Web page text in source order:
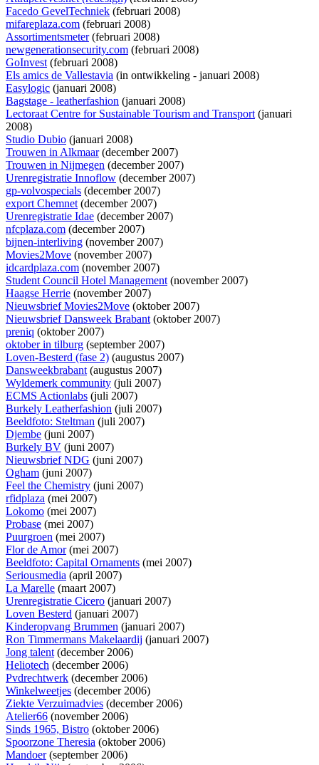
Facedo GevelTechniek (februari 2008)
mifareplaza.com (februari 2008)
Assortimentsmeter(februari 2008)
newgenerationsecurity.com (februari 2008)
GoInvest(februari 2008)
Els amics de Vallestavia (in ontwikkeling - januari 2008)
Easylogic (januari 2008)
Bagstage - leatherfashion (januari 2008)
Lectoraat Centre for Sustainable Tourism and Transport(januari
2008)
Studio Dubio (januari 2008)
Trouwen in Alkmaar(december 2007)
Trouwen in Nijmegen (december 2007)
Urenregistratie Innoflow (december 2007)
gp-volvospecials (december 2007)
export Chemnet(december 2007)
Urenregistratie Idae (december 2007)
nfcplaza.com (december 2007)
bijnen-interliving (november 2007)
Movies2Move (november 2007)
idcardplaza.com (november 2007)
Student Council Hotel Management(november 2007)
Haagse Herrie (november 2007)
Nieuwsbrief Movies2Move (oktober 2007)
Nieuwsbrief Dansweek Brabant(oktober 2007)
preniq (oktober 2007)
oktober in tilburg (september 2007)
Loven-Besterd (fase 2) (augustus 2007)
Dansweekbrabant(augustus 2007)
Wyldemerk community (juli 2007)
ECMS Actionlabs (juli 2007)
Burkely Leatherfashion (juli 2007)
Beeldfoto: Steltman (juli 2007)
Djembe (juni 2007)
Burkely BV (juni 2007)
Nieuwsbrief NDG (juni 2007)
Ogham (juni 2007)
Feel the Chemistry (juni 2007)
rfidplaza (mei 2007)
Lokomo (mei 2007)
Probase (mei 2007)
Puurgroen (mei 2007)
Flor de Amor(mei 2007)
Beeldfoto: Capital Ornaments (mei 2007)
Seriousmedia (april 2007)
La Marelle (maart 2007)
Urenregistratie Cicero (januari 2007)
Loven Besterd (januari 2007)
Kinderopvang Brummen (januari 2007)
Ron Timmermans Makelaardij (januari 2007)
Jong talent(december 2006)
Heliotech (december 2006)
Pvdrechtwerk (december 2006)
Winkelweetjes (december 2006)
Ziekte Verzuimadvies (december 2006)
Atelier66 (november 2006)
Sinds 1965, Bistro (oktober 2006)
Spoorzone Theresia (oktober 2006)
Mandoer(september 2006)